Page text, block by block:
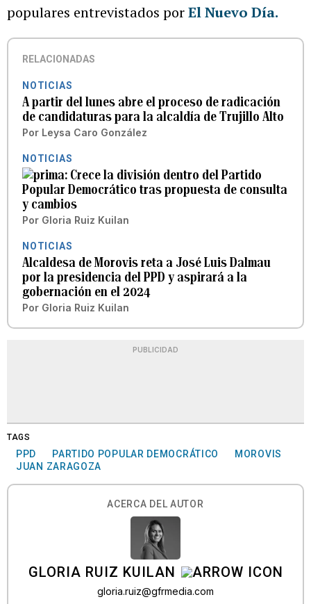
populares entrevistados porEl Nuevo Día.
RELACIONADAS
NOTICIAS
A partir del lunes abre el proceso de radicación
de candidaturas para la alcaldía de Trujillo Alto
Por Leysa Caro González
NOTICIAS
Crece la división dentro del Partido
Popular Democrático tras propuesta de consulta
y cambios
Por Gloria Ruiz Kuilan
NOTICIAS
Alcaldesa de Morovis reta a José Luis Dalmau
por la presidencia del PPD y aspirará a la
gobernación en el 2024
Por Gloria Ruiz Kuilan
PUBLICIDAD
TAGS
PPD PARTIDO POPULAR DEMOCRÁTICO
MOROVIS
JUAN ZARAGOZA
ACERCA DEL AUTOR
GLORIA RUIZ KUILAN
gloria.ruiz@gfrmedia.com